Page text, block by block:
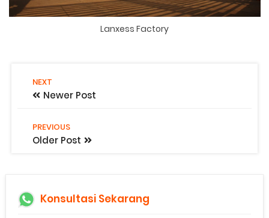
Lanxess Factory
NEXT
Newer Post
PREVIOUS
Older Post
Konsultasi Sekarang